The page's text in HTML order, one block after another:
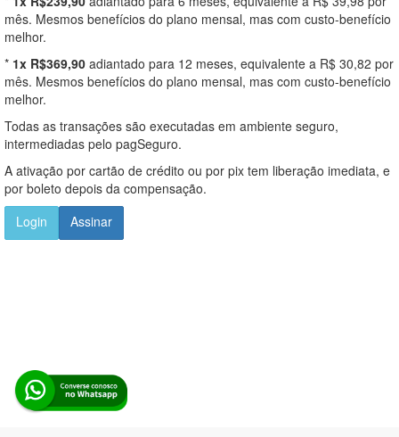
mês. Mesmos benefícios do plano mensal, mas com custo-benefício
melhor.
* 1x R$369,90 adiantado para 12 meses, equivalente a R$ 30,82 por
mês. Mesmos benefícios do plano mensal, mas com custo-benefício
melhor.
Todas as transações são executadas em ambiente seguro,
intermediadas pelo pagSeguro.
A ativação por cartão de crédito ou por pix tem liberação imediata, e
por boleto depois da compensação.
Login
Assinar